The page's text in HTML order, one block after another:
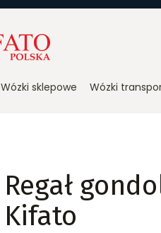
Wózki sklepowe Wózki
Regał
Kifato